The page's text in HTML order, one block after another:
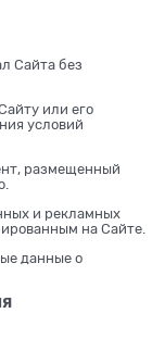
Сайта без
или его
условий
размещенный
и рекламных
на Сайте.
данные о